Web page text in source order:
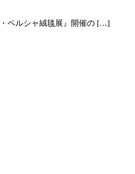
ペルシャ絨毯展』開催の […]